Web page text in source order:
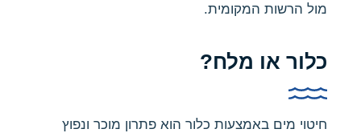
מול הרשות המקומית.
כלור או מלח?
חיטוי מים באמצעות כלור הוא פתרון מוכר ונפוץ